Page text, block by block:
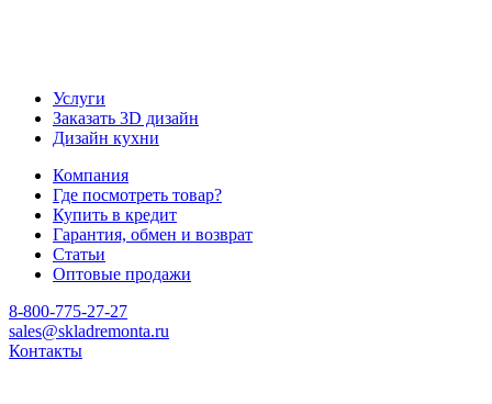
Услуги
Заказать 3D дизайн
Дизайн кухни
Компания
Где посмотреть товар?
Купить в кредит
Гарантия, обмен и возврат
Статьи
Оптовые продажи
8-800-775-27-27
sales@skladremonta.ru
Контакты